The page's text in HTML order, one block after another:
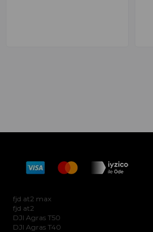
fjd at2 max
fjd at2
DJI Agras T50
DJI Agras T40